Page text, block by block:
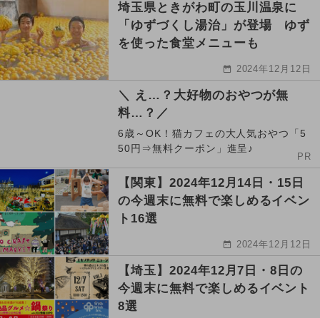
埼玉県ときがわ町の玉川温泉に
「ゆずづくし湯治」が登場 ゆず
を使った食堂メニューも
2024年12月12日
＼ え…？大好物のおやつが無
料…？／
6歳～OK！猫カフェの大人気おやつ「5
50円⇒無料クーポン」進呈♪
PR
【関東】2024年12月14日・15日
の今週末に無料で楽しめるイベン
ト16選
2024年12月12日
【埼玉】2024年12月7日・8日の
今週末に無料で楽しめるイベント
8選